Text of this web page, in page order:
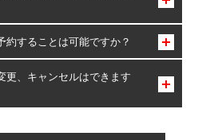
ヤ館のみとなります。
約することは可能ですか？
予約は可能です。
の組み合わせに限り、同時にご予約が
ます。
更、キャンセルはできます